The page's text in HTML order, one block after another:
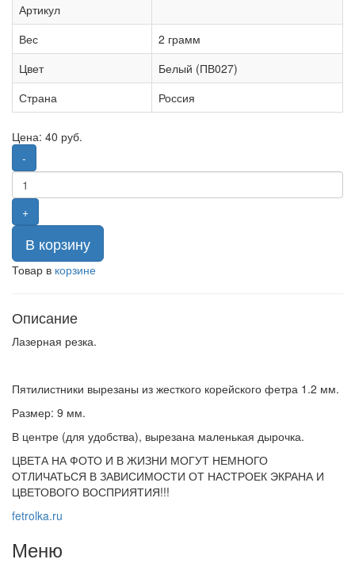
Артикул
Вес
2 грамм
Цвет
Белый (ПВ027)
Страна
Россия
Цена: 40 руб.
-
+
В корзину
Товар в корзине
Описание
Лазерная резка.
Пятилистники вырезаны из жесткого корейского фетра 1.2 мм.
Размер: 9 мм.
В центре (для удобства), вырезана маленькая дырочка.
ЦВЕТА НА ФОТО И В ЖИЗНИ МОГУТ НЕМНОГО
ОТЛИЧАТЬСЯ В ЗАВИСИМОСТИ ОТ НАСТРОЕК ЭКРАНА И
ЦВЕТОВОГО ВОСПРИЯТИЯ!!!
fetrolka.ru
Меню